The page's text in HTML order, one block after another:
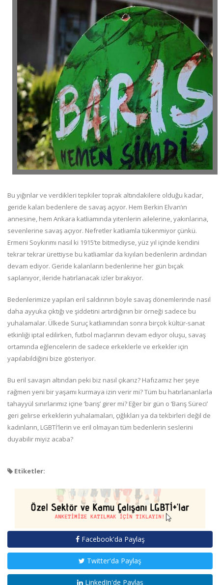
Bu yığınlar ve verdikleri tepkiler toprak altındakilere olduğu kadar,
geride kalan bedenlere de savaş açıyor. Hem Berkin Elvan’ın
annesine, hem Ankara katliamında yitenlerin ailelerine, yakınlarına,
sevenlerine savaş açıyor. Nefretler katliamla tükenmiyor çünkü.
Ermeni Soykırımı nasıl ki 1915’te bitmediyse, yüz yıl içinde kendini
tekrar tekrar ürettiyse bu katliamlar da kıyılan bedenlerin ardından
devam ediyor. Geride kalanların bedenlerine her gün bıçak
saplanıyor, ileride hatırlanacak izler bırakıyor.
Bedenlerimize yapılan eril saldırının böyle savaş dönemlerinde nasıl
daha ayyuka çıktığı ve şiddetini artırdığının bir örneği sadece bu
yuhalamalar. Ülkede Suruç katliamından sonra birçok kültür-sanat
etkinliği iptal edilirken, futbol maçlarının devam ediyor oluşu, savaş
ortamında eğlencelerin de sadece erkeklerle ve erkekler için
yapılabildiğini bize gösteriyor.
Bu eril savaşın altından peki biz nasıl çıkarız? Hafızamız her şeye
rağmen yeni bir yaşamı kurmaya izin verir mi? Tüm bu hatırlananlarla
tahayyül sınırlarımız içine ‘barış’ girer mi? Eğer bir gün o ‘Barış Süreci’
geri gelirse erkeklerin yuhalamaları, çığlıkları ya da tekbirleri değil de
kadınların, LGBTİ’lerin ve eril olmayan tüm bedenlerin seslerini
duyabilir miyiz acaba?
Etiketler:
Facebook'da Paylaş
Twitter'da Paylaş
LinkedIn'de Paylaş